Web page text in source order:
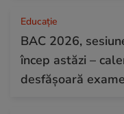
Educație
BAC 2026,
încep astăzi –
desfășoară